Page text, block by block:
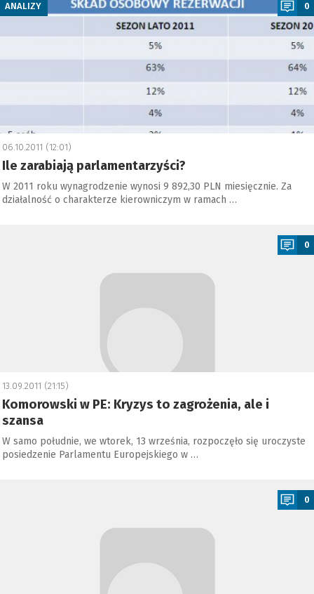
ANALIZY 0
06.10.2011 (12:01)
Ile zarabiają parlamentarzyści?
W 2011 roku wynagrodzenie wynosi 9 892,30 PLN miesięcznie. Za
działalność o charakterze kierowniczym w ramach …
0
13.09.2011 (21:15)
Komorowski w PE: Kryzys to zagrożenia, ale i
szansa
W samo południe, we wtorek, 13 września, rozpoczęło się uroczyste
posiedzenie Parlamentu Europejskiego w …
0